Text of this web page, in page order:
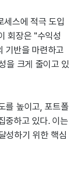
세스에 적극 도입
회장은 "수익성
기반을 마련하고
을 크게 줄이고 있
를 높이고, 포트폴
중하고 있다. 이는
성하기 위한 핵심